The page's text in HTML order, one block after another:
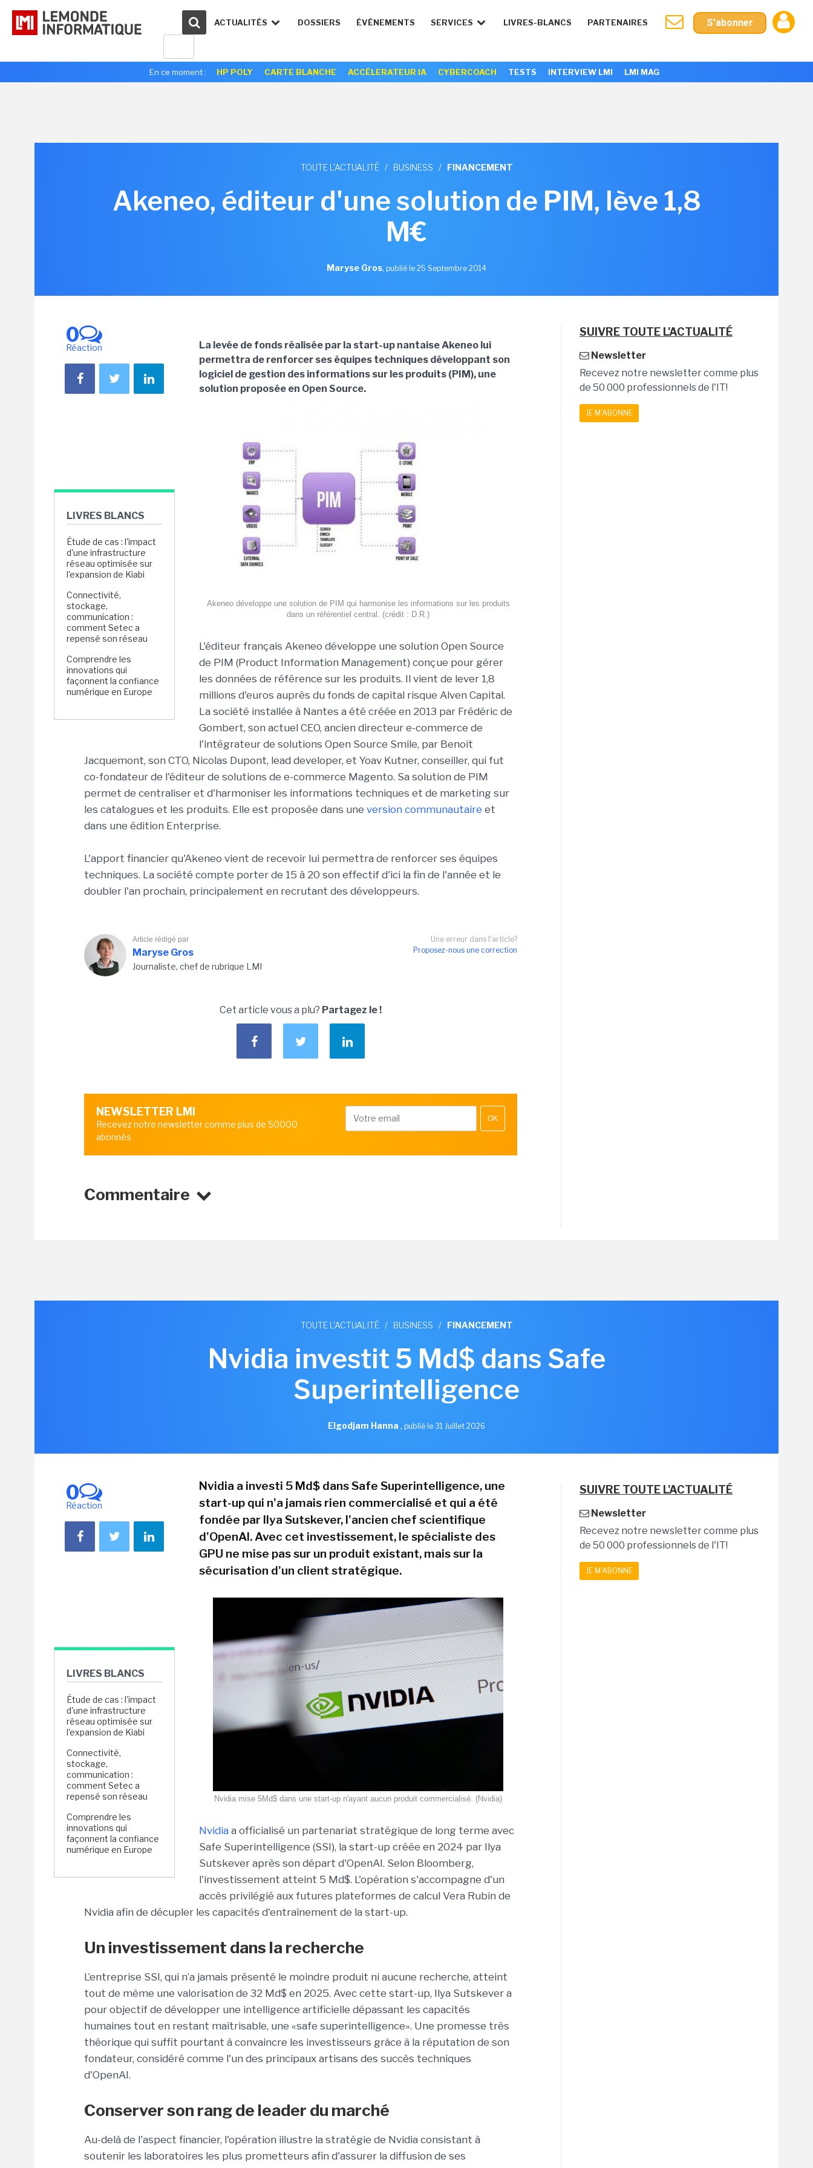
ACTUALITÉS DOSSIERS ÉVÉNEMENTS SERVICES LIVRES-BLANCS PARTENAIRES S'abonner
En ce moment : HP POLY CARTE BLANCHE ACCÉLERATEUR IA CYBERCOACH TESTS INTERVIEW LMI LMI MAG
TOUTE L'ACTUALITÉ / BUSINESS / FINANCEMENT
Akeneo, éditeur d'une solution de PIM, lève 1,8
M€
Maryse Gros, publié le 25 Septembre 2014
0
Réaction
LIVRES BLANCS
Étude de cas : l'impact
d'une infrastructure
réseau optimisée sur
l'expansion de Kiabi
Connectivité,
stockage,
communication :
comment Setec a
repensé son réseau
Comprendre les
innovations qui
façonnent la confiance
numérique en Europe
La levée de fonds réalisée par la start-up nantaise Akeneo lui
permettra de renforcer ses équipes techniques développant son
logiciel de gestion des informations sur les produits (PIM), une
solution proposée en Open Source.
Akeneo développe une solution de PIM qui harmonise les informations sur les produits
dans un référentiel central. (crédit : D.R.)
L'éditeur français Akeneo développe une solution Open Source
de PIM (Product Information Management) conçue pour gérer
les données de référence sur les produits. Il vient de lever 1,8
millions d'euros auprès du fonds de capital risque Alven Capital.
La société installée à Nantes a été créée en 2013 par Frédéric de
Gombert, son actuel CEO, ancien directeur e-commerce de
l'intégrateur de solutions Open Source Smile, par Benoit
Jacquemont, son CTO, Nicolas Dupont, lead developer, et Yoav Kutner, conseiller, qui fut
co-fondateur de l'éditeur de solutions de e-commerce Magento. Sa solution de PIM
permet de centraliser et d'harmoniser les informations techniques et de marketing sur
les catalogues et les produits. Elle est proposée dans une version communautaire et
dans une édition Enterprise.
L'apport financier qu'Akeneo vient de recevoir lui permettra de renforcer ses équipes
techniques. La société compte porter de 15 à 20 son effectif d'ici la fin de l'année et le
doubler l'an prochain, principalement en recrutant des développeurs.
Une erreur dans l'article?
Proposez-nous une correction
Article rédigé par
Maryse Gros
Journaliste, chef de rubrique LMI
Cet article vous a plu? Partagez le !
NEWSLETTER LMI
Recevez notre newsletter comme plus de 50000
abonnés
OK
Commentaire
SUIVRE TOUTE L'ACTUALITÉ
Newsletter
Recevez notre newsletter comme plus
de 50 000 professionnels de l'IT!
JE M'ABONNE
TOUTE L'ACTUALITÉ / BUSINESS / FINANCEMENT
Nvidia investit 5 Md$ dans Safe
Superintelligence
Elgodjam Hanna , publié le 31 Juillet 2026
0
Réaction
LIVRES BLANCS
Étude de cas : l'impact
d'une infrastructure
réseau optimisée sur
l'expansion de Kiabi
Connectivité,
stockage,
communication :
comment Setec a
repensé son réseau
Comprendre les
innovations qui
façonnent la confiance
numérique en Europe
Nvidia a investi 5 Md$ dans Safe Superintelligence, une
start-up qui n'a jamais rien commercialisé et qui a été
fondée par Ilya Sutskever, l'ancien chef scientifique
d'OpenAI. Avec cet investissement, le spécialiste des
GPU ne mise pas sur un produit existant, mais sur la
sécurisation d'un client stratégique.
Nvidia mise 5Md$ dans une start-up n'ayant aucun produit commercialisé. (Nvidia)
Nvidia a officialisé un partenariat stratégique de long terme avec
Safe Superintelligence (SSI), la start-up créée en 2024 par Ilya
Sutskever après son départ d'OpenAI. Selon Bloomberg,
l'investissement atteint 5 Md$. L'opération s'accompagne d'un
accès privilégié aux futures plateformes de calcul Vera Rubin de
Nvidia afin de décupler les capacités d'entraînement de la start-up.
Un investissement dans la recherche
L’entreprise SSI, qui n’a jamais présenté le moindre produit ni aucune recherche, atteint
tout de même une valorisation de 32 Md$ en 2025. Avec cette start-up, Ilya Sutskever a
pour objectif de développer une intelligence artificielle dépassant les capacités
humaines tout en restant maîtrisable, une «safe superintelligence». Une promesse très
théorique qui suffit pourtant à convaincre les investisseurs grâce à la réputation de son
fondateur, considéré comme l'un des principaux artisans des succès techniques
d'OpenAI.
Conserver son rang de leader du marché
Au-delà de l'aspect financier, l'opération illustre la stratégie de Nvidia consistant à
soutenir les laboratoires les plus prometteurs afin d'assurer la diffusion de ses
SUIVRE TOUTE L'ACTUALITÉ
Newsletter
Recevez notre newsletter comme plus
de 50 000 professionnels de l'IT!
JE M'ABONNE